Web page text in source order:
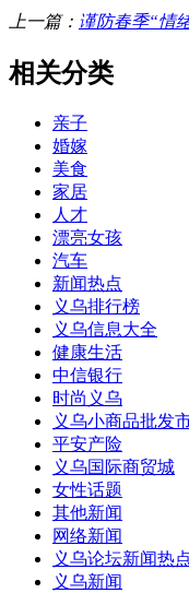
上一篇： 谨防春季“情
相关分类
亲子
婚嫁
美食
家居
人才
漂亮女孩
汽车
新闻热点
义乌排行榜
义乌信息大全
健康生活
中信银行
时尚义乌
义乌小商品批发
平安产险
义乌国际商贸城
女性话题
其他新闻
网络新闻
义乌论坛新闻热
义乌新闻